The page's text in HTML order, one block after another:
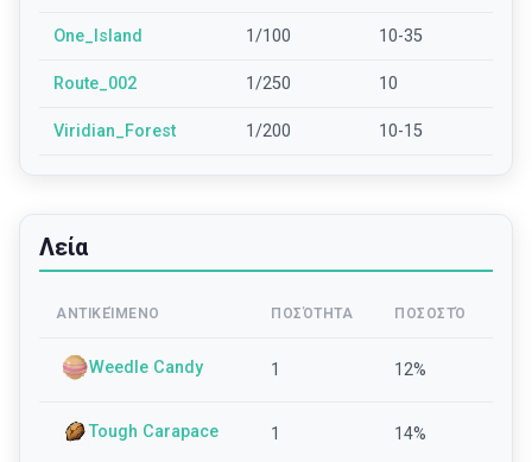
One_Island 1/100 10-35
Route_002 1/250 10
Viridian_Forest 1/200 10-15
Λεία
ΑΝΤΙΚΕΊΜΕΝΟ ΠΟΣΌΤΗΤΑ ΠΟΣΟΣΤΌ
Weedle Candy 1 12%
Tough Carapace 1 14%